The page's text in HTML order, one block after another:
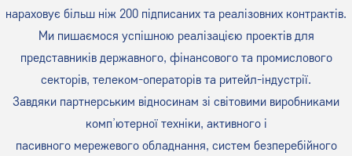
нараховує більш ніж 200 підписаних та реалізовних контрактів.
Ми пишаємося успішною реалізацією проектів для
представників державного, фінансового та промислового
секторів, телеком-операторів та ритейл-індустрії.
Завдяки партнерським відносинам зі світовими виробниками
комп’ютерної техніки, активного і
пасивного мережевого обладнання, систем безперебійного